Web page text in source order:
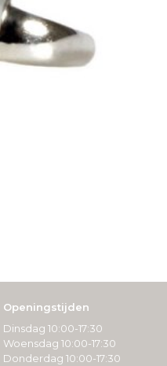
Openingstijden
Dinsdag 10:00-17:30
Woensdag 10:00-17:30
Donderdag 10:00-17:30